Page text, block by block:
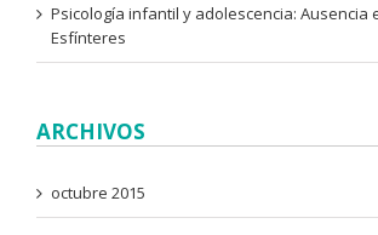
Psicología infantil y adolescencia: Ausencia
Esfínteres
ARCHIVOS
octubre 2015